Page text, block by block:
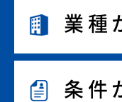
業種
条件